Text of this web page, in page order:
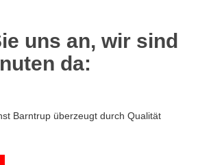
uns an, wir sind
da:
Barntrup überzeugt durch Qualität